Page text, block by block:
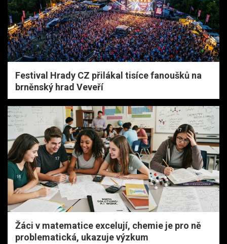
Festival Hrady CZ přilákal tisíce fanoušků na
brněnský hrad Veveří
Žáci v matematice excelují, chemie je pro ně
problematická, ukazuje výzkum